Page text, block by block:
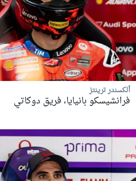
ألكسندر ترينتز
فرانشيسكو بانيايا، فريق دوكاتي